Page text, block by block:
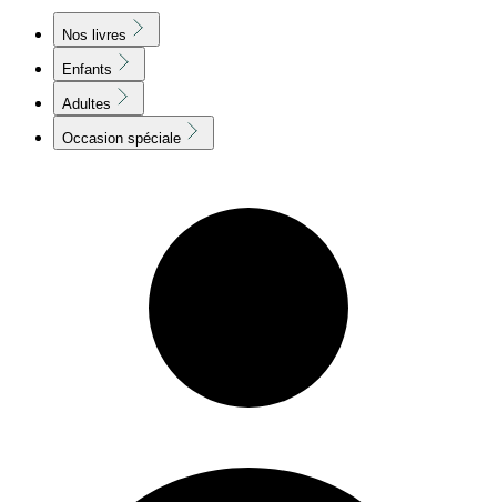
Nos livres
Enfants
Adultes
Occasion spéciale